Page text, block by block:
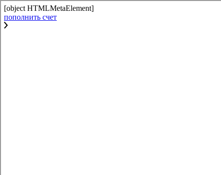
[object HTMLMetaElement]
пополнить счет